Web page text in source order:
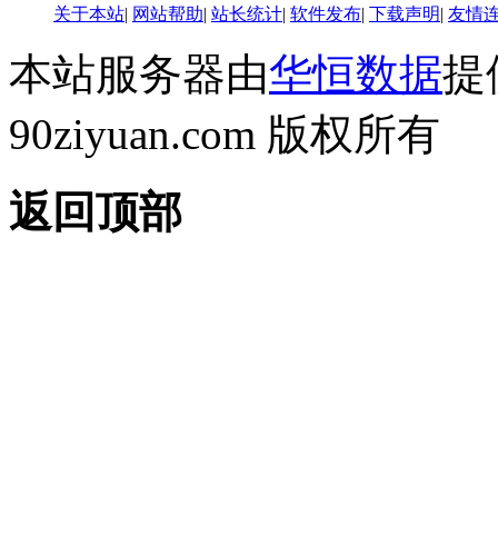
关于本站| 网站帮助| 站长统计| 软件发布| 下载声明| 友情
本站服务器由华恒数据提
90ziyuan.com 版权所有
返回顶部